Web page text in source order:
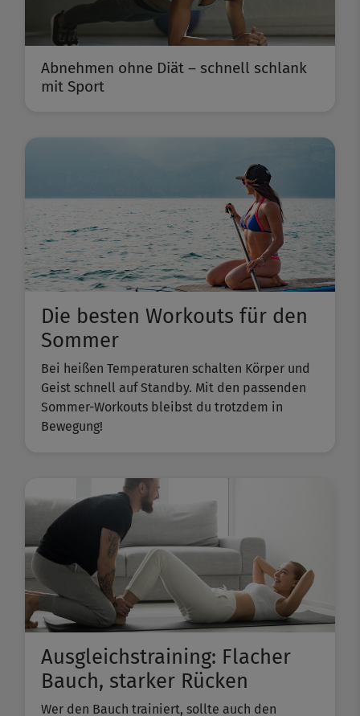
Abnehmen ohne Diät – schnell schlank
mit Sport
Die besten Workouts für den
Sommer
Bei heißen Temperaturen schalten Körper und
Geist schnell auf Standby. Mit den passenden
Sommer-Workouts bleibst du trotzdem in
Bewegung!
Ausgleichstraining: Flacher
Bauch, starker Rücken
Wer den Bauch trainiert, sollte auch den